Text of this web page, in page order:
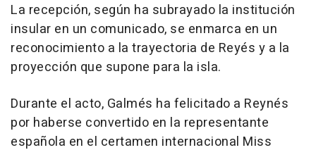
La recepción, según ha subrayado la institución
insular en un comunicado, se enmarca en un
reconocimiento a la trayectoria de Reyés y a la
proyección que supone para la isla.
Durante el acto, Galmés ha felicitado a Reynés
por haberse convertido en la representante
española en el certamen internacional Miss